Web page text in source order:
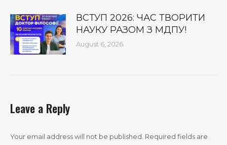
ВСТУП 2026: ЧАС ТВОРИТИ
НАУКУ РАЗОМ З МДПУ!
August 6, 2026
Leave a Reply
Your email address will not be published. Required fields are